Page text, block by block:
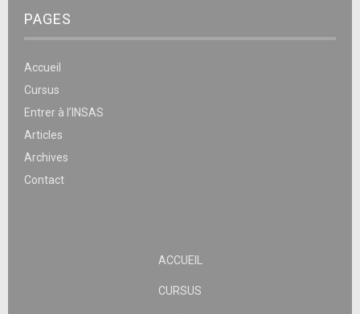
PAGES
Accueil
Cursus
Entrer à l’INSAS
Articles
Archives
Contact
ACCUEIL
CURSUS